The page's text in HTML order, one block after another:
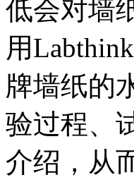
低会对墙
用
牌墙纸的
验过程、
介绍，从